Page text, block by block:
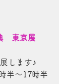
　東京展
します♪
半～17時半